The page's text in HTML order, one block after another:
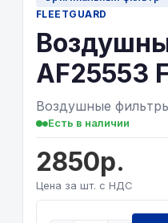
FLEETGUARD
AF25553
Воздушные
Есть в наличии
2850р.
Цена за шт. с НДС